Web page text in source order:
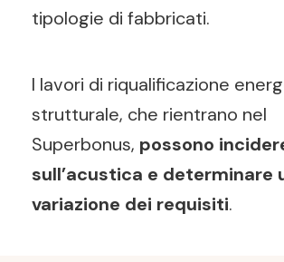
tipologie di fabbricati.
I lavori di riqualificazione
strutturale, che rientrano nel
Superbonus, possono
sull’acustica e determinare
variazione dei requisiti.